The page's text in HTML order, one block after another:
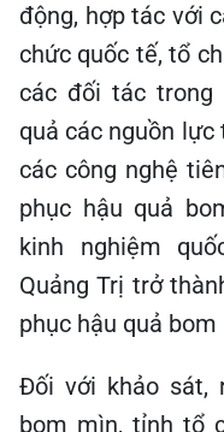
động, hợp tác với
chức quốc tế, tổ
các đối tác trong
quả các nguồn lực
các công nghệ
phục hậu quả
kinh nghiệm
Quảng Trị trở
phục hậu quả bom
Đối với khảo sát,
bom mìn, tỉnh tổ